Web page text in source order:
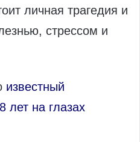
личная трагедия и
стрессом и
известный
лет на глазах